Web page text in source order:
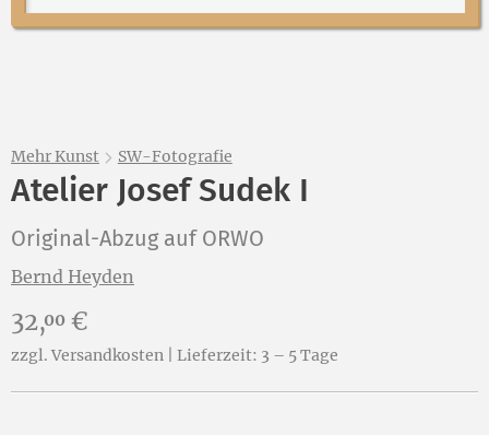
Mehr Kunst SW-Fotografie
Atelier Josef Sudek I
Original-Abzug auf ORWO
Bernd Heyden
Preis:
32,00 €
zzgl. Versandkosten | Lieferzeit: 3 – 5 Tage